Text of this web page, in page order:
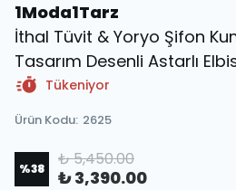
1Moda1Tarz
İthal Tüvit & Yoryo Şifon
Tasarım Desenli Astarlı
Tükeniyor
Ürün Kodu: 2625
%38 ₺ 5,450.00
₺ 3,390.00